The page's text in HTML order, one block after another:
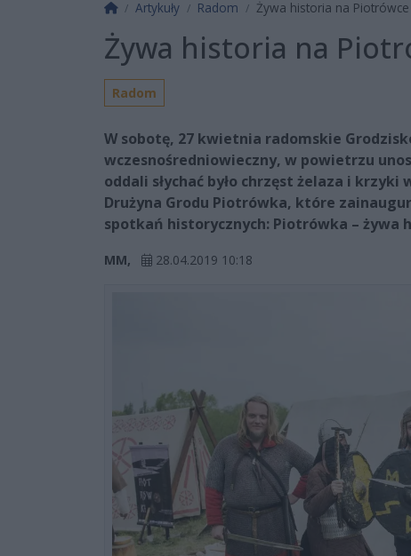
Strona główna
Artykuły Radom Żywa historia na Piotrówce
Żywa historia na
Radom
W sobotę, 27 kwietnia radomskie
wczesnośredniowieczny, w powietrzu
oddali słychać było chrzęst żelaza i
Drużyna Grodu Piotrówka, które
spotkań historycznych: Piotrówka – żywa
MM, 28.04.2019 10:18